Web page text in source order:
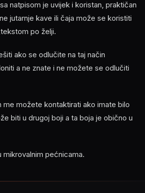
natpisom je uvijek i koristan, praktičan
jutarnje kave ili čaja može se koristiti
po želji.
ako se odlučite na taj način
a ne znate i ne možete se odlučiti
možete kontaktirati ako imate bilo
biti u drugoj boji a ta boja je obično u
mikrovalnim pećnicama.